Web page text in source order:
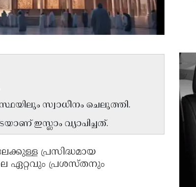
സ്വാധീനം ചെലുത്തി.
ഇസ്ലാം വ്യാപിച്ചത്.
പ്രസിദ്ധമായ
ഏറ്റവും പ്രശസ്തനും